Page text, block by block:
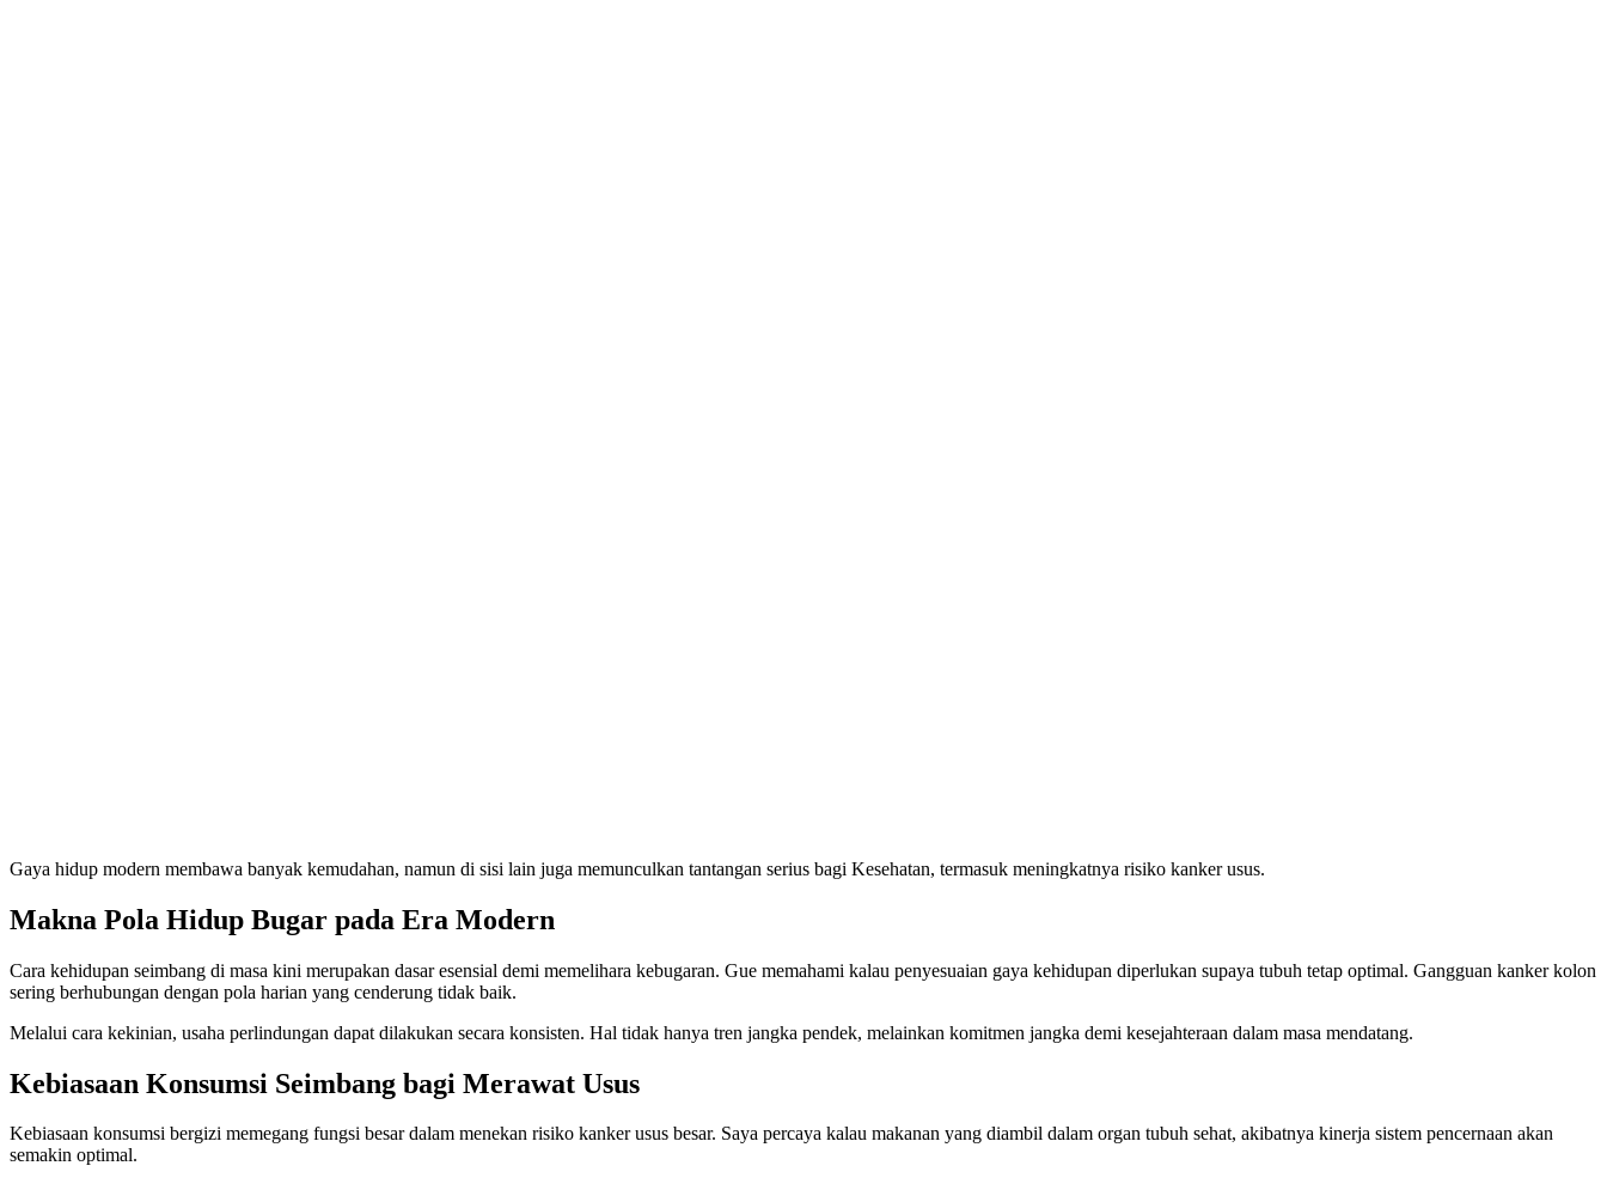
Gaya hidup modern membawa banyak kemudahan, namun di sisi lain juga memunculkan tantangan serius bagi Kesehatan, termasuk meningkatnya risiko kanker usus.
Makna Pola Hidup Bugar pada Era Modern
Cara kehidupan seimbang di masa kini merupakan dasar esensial demi memelihara kebugaran. Gue memahami kalau penyesuaian gaya kehidupan diperlukan supaya tubuh tetap optimal. Gangguan kanker kolon
sering berhubungan dengan pola harian yang cenderung tidak baik.
Melalui cara kekinian, usaha perlindungan dapat dilakukan secara konsisten. Hal tidak hanya tren jangka pendek, melainkan komitmen jangka demi kesejahteraan dalam masa mendatang.
Kebiasaan Konsumsi Seimbang bagi Merawat Usus
Kebiasaan konsumsi bergizi memegang fungsi besar dalam menekan risiko kanker usus besar. Saya percaya kalau makanan yang diambil dalam organ tubuh sehat, akibatnya kinerja sistem pencernaan akan
semakin optimal.